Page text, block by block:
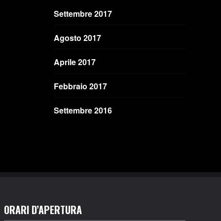
Settembre 2017
Agosto 2017
Aprile 2017
Febbraio 2017
Settembre 2016
ORARI D’APERTURA